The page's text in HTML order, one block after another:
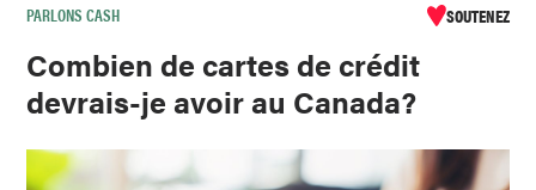
PARLONS CASH SOUTENEZ
Combien de cartes de crédit
devrais-je avoir au Canada?